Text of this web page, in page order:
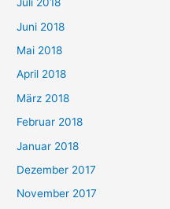
Juli 2018
Juni 2018
Mai 2018
April 2018
März 2018
Februar 2018
Januar 2018
Dezember 2017
November 2017